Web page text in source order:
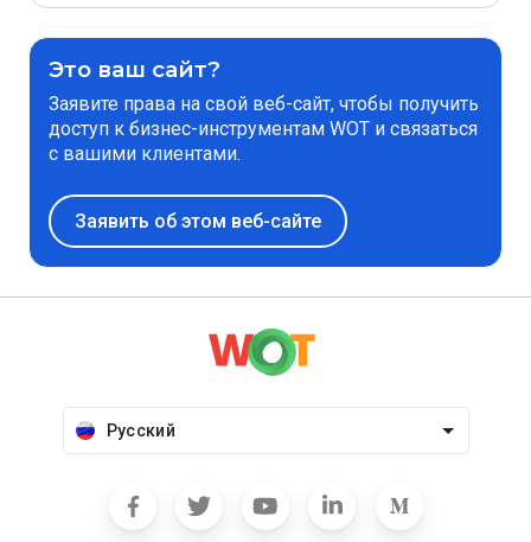
Это ваш сайт?
Заявите права на свой веб-сайт, чтобы получить
доступ к бизнес-инструментам WOT и связаться
с вашими клиентами.
Заявить об этом веб-сайте
Русский